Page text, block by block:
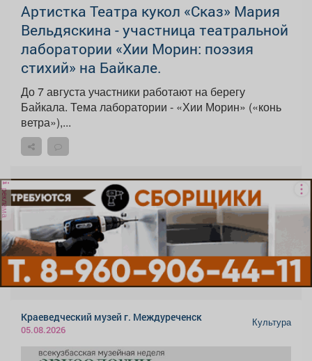
Артистка Театра кукол «Сказ» Мария
Вельдяскина - участница театральной
лаборатории «Хии Морин: поэзия
стихий» на Байкале.
До 7 августа участники работают на берегу
Байкала. Тема лаборатории - «Хии Морин» («конь
ветра»),...
реклама
Краеведческий музей г. Междуреченск
05.08.2026
Культура